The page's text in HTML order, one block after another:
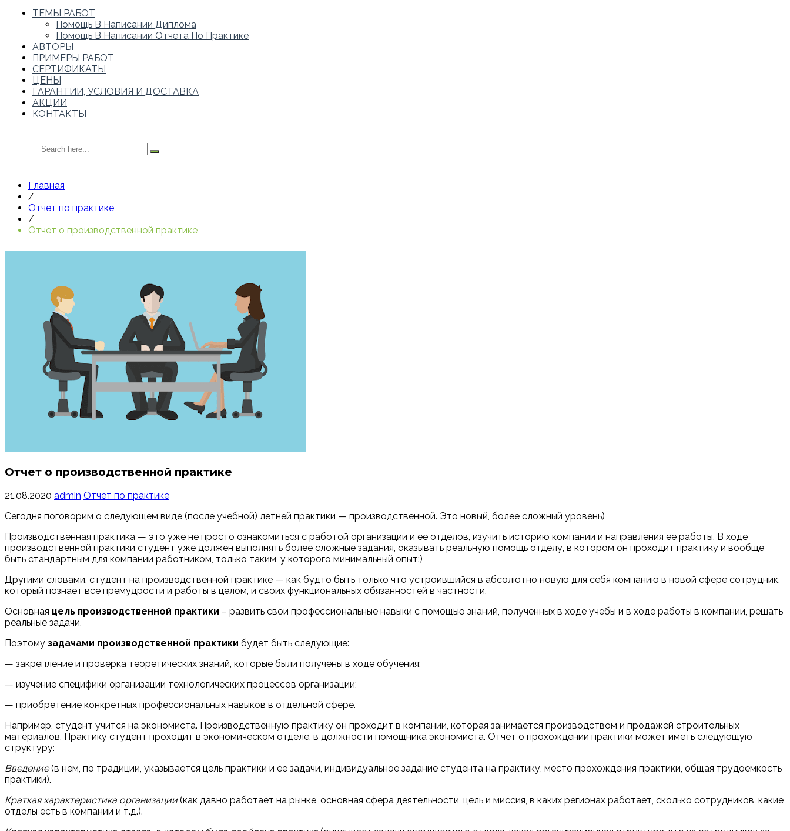
ТЕМЫ РАБОТ
Помощь В Написании Диплома
Помощь В Написании Отчёта По Практике
АВТОРЫ
ПРИМЕРЫ РАБОТ
СЕРТИФИКАТЫ
ЦЕНЫ
ГАРАНТИИ, УСЛОВИЯ И ДОСТАВКА
АКЦИИ
КОНТАКТЫ
Главная
/
Отчет по практике
/
Отчет о производственной практике
Отчет о производственной практике
21.08.2020 admin Отчет по практике
Сегодня поговорим о следующем виде (после учебной) летней практики — производственной. Это новый, более сложный уровень)
Производственная практика — это уже не просто ознакомиться с работой организации и ее отделов, изучить историю компании и направления ее работы. В ходе
производственной практики студент уже должен выполнять более сложные задания, оказывать реальную помощь отделу, в котором он проходит практику и вообще
быть стандартным для компании работником, только таким, у которого минимальный опыт:)
Другими словами, студент на производственной практике — как будто быть только что устроившийся в абсолютно новую для себя компанию в новой сфере сотрудник,
который познает все премудрости и работы в целом, и своих функциональных обязанностей в частности.
Основная цель производственной практики – развить свои профессиональные навыки с помощью знаний, полученных в ходе учебы и в ходе работы в компании, решать
реальные задачи.
Поэтому задачами производственной практики будет быть следующие:
— закрепление и проверка теоретических знаний, которые были получены в ходе обучения;
— изучение специфики организации технологических процессов организации;
— приобретение конкретных профессиональных навыков в отдельной сфере.
Например, студент учится на экономиста. Производственную практику он проходит в компании, которая занимается производством и продажей строительных
материалов. Практику студент проходит в экономическом отделе, в должности помощника экономиста. Отчет о прохождении практики может иметь следующую
структуру:
Введение(в нем, по традиции, указывается цель практики и ее задачи, индивидуальное задание студента на практику, место прохождения практики, общая трудоемкость
практики).
Краткая характеристика организации(как давно работает на рынке, основная сфера деятельности, цель и миссия, в каких регионах работает, сколько сотрудников, какие
отделы есть в компании и т.д.).